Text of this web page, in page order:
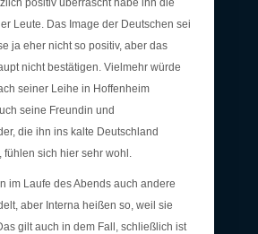
Leute. Das Image der Deutschen sei
ja eher nicht so positiv, aber das
nicht bestätigen. Vielmehr würde
seiner Leihe in Hoffenheim
seine Freundin und
die ihn ins kalte Deutschland
sich hier sehr wohl.
im Laufe des Abends auch andere
aber Interna heißen so, weil sie
gilt auch in dem Fall, schließlich ist